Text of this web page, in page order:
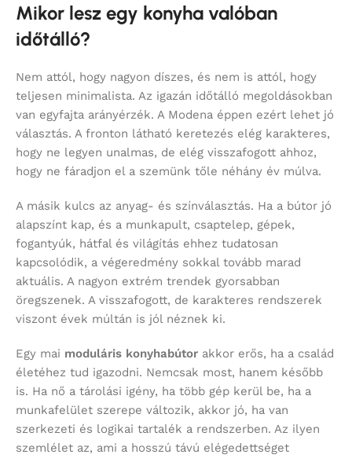
Mikor lesz egy konyha valóban
időtálló?
Nem attól, hogy nagyon díszes, és nem is attól, hogy
teljesen minimalista. Az igazán időtálló megoldásokban
van egyfajta arányérzék. A Modena éppen ezért lehet jó
választás. A fronton látható keretezés elég karakteres,
hogy ne legyen unalmas, de elég visszafogott ahhoz,
hogy ne fáradjon el a szemünk tőle néhány év múlva.
A másik kulcs az anyag- és színválasztás. Ha a bútor jó
alapszínt kap, és a munkapult, csaptelep, gépek,
fogantyúk, hátfal és világítás ehhez tudatosan
kapcsolódik, a végeredmény sokkal tovább marad
aktuális. A nagyon extrém trendek gyorsabban
öregszenek. A visszafogott, de karakteres rendszerek
viszont évek múltán is jól néznek ki.
Egy mai moduláris konyhabútor akkor erős, ha a család
életéhez tud igazodni. Nemcsak most, hanem később
is. Ha nő a tárolási igény, ha több gép kerül be, ha a
munkafelület szerepe változik, akkor jó, ha van
szerkezeti és logikai tartalék a rendszerben. Az ilyen
szemlélet az, ami a hosszú távú elégedettséget